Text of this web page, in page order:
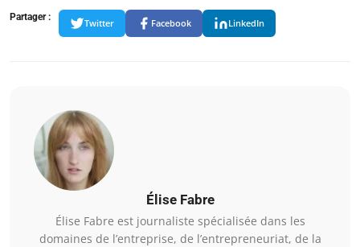
Partager :
Twitter Facebook LinkedIn
Élise Fabre
Élise Fabre est journaliste spécialisée dans les
domaines de l’entreprise, de l’entrepreneuriat, de la